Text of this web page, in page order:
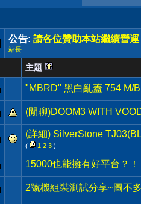
公告: 請各位贊助本站繼續營運
站長
主題
"MBRD" 黑白亂蓋 754 M/
(閒聊)DOOM3 WITH
(詳細) SilverStone
( 1 2 3 )
15000也能擁有好平台？！
2號機組裝測試分享~圖不